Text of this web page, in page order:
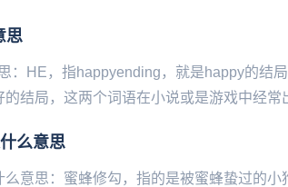
思
：HE，指happyending，就是happy的结
的结局，这两个词语在小说或是游戏中经
么意思
么意思：蜜蜂‌‌‌‌‌‌‌‌‌‌‌‌‌修勾，指的是被蜜蜂蛰过的